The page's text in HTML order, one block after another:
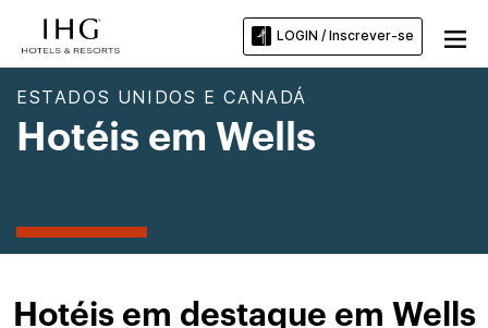
LOGIN / Inscrever-se
ESTADOS UNIDOS E CANADÁ
Hotéis em Wells
Hotéis em destaque em Wells